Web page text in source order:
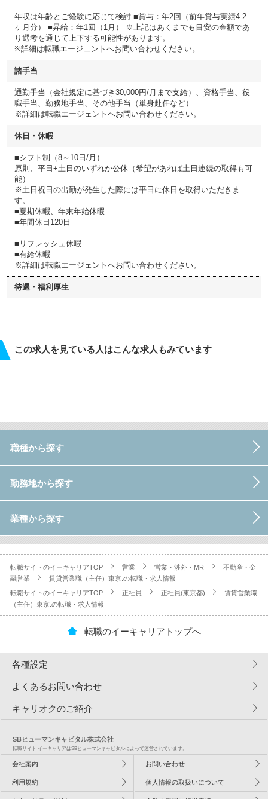
年収は年齢とご経験に応じて検討 ■賞与：年2回（前年賞与実績4.2
ヶ月分） ■昇給：年1回（1月） ※上記はあくまでも目安の金額であ
り選考を通じて上下する可能性があります。
※詳細は転職エージェントへお問い合わせください。
諸手当
通勤手当（会社規定に基づき30,000円/月まで支給）、資格手当、役
職手当、勤務地手当、その他手当（単身赴任など）
※詳細は転職エージェントへお問い合わせください。
休日・休暇
■シフト制（8～10日/月）
原則、平日+土日のいずれか公休（希望があれば土日連続の取得も可
能）
※土日祝日の出勤が発生した際には平日に休日を取得いただきま
す。
■夏期休暇、年末年始休暇
■年間休日120日
■リフレッシュ休暇
■有給休暇
※詳細は転職エージェントへお問い合わせください。
待遇・福利厚生
この求人を見ている人はこんな求人もみています
職種から探す
勤務地から探す
業種から探す
転職サイトのイーキャリアTOP 営業 営業・渉外・MR
不動産・金
融営業
賃貸営業職（主任）東京.の転職・求人情報
転職サイトのイーキャリアTOP 正社員 正社員(東京都)
賃貸営業職
（主任）東京.の転職・求人情報
転職のイーキャリアトップへ
各種設定
よくあるお問い合わせ
キャリオクのご紹介
SBヒューマンキャピタル株式会社
転職サイト イーキャリアはSBヒューマンキャピタルによって運営されています。
会社案内 お問い合わせ
利用規約 個人情報の取扱いについて